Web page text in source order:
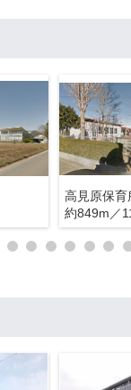
高見原保育
約849m／